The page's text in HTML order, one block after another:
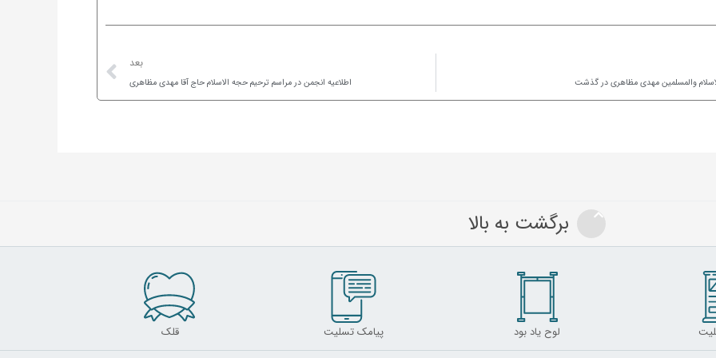
والمسلمین مهدی مظاهری در گذشت
بعد
اطلاعیه انجمن در مراسم ترحیم حجه الاسلام حاج آقا مهدی مظاهری
برگشت به بالا
لوح یاد بود پیامک تسلیت قلک